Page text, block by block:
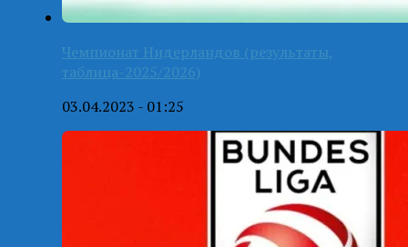
Чемпионат Нидерландов (результаты,
таблица-2025/2026)
03.04.2023 - 01:25